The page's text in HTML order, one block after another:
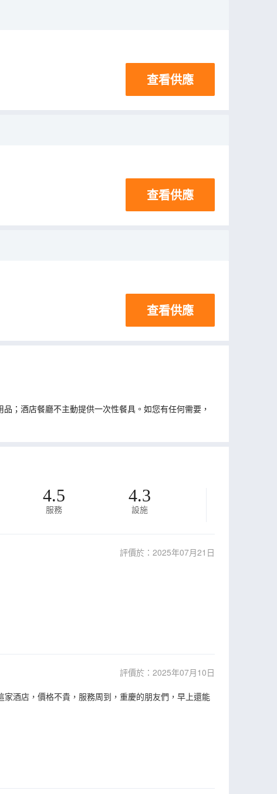
查看供應
查看供應
查看供應
；酒店餐廳不主動提供一次性餐具。如您有任何需要，
4.5
服務
4.3
設施
評價於：2025年07月21日
評價於：2025年07月10日
酒店，價格不貴，服務周到，重慶的朋友們，早上還能